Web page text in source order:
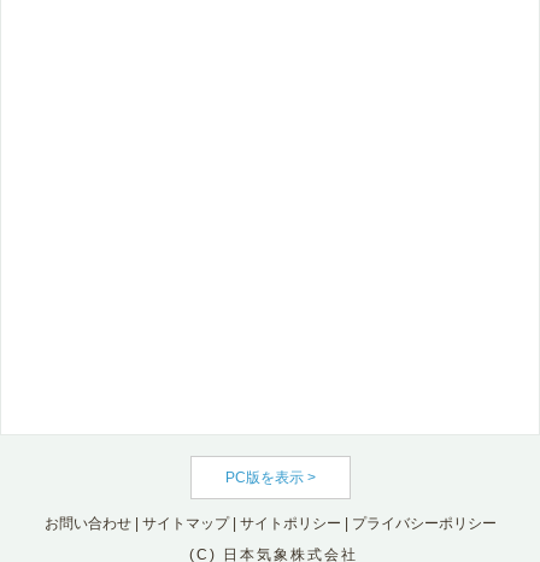
PC版を表示 >
お問い合わせ| サイトマップ| サイトポリシー
プライバシーポリシー
(C) 日本気象株式会社